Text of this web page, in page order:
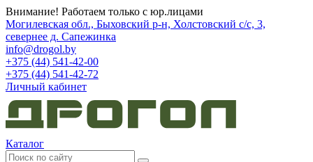
Внимание! Работаем только с юр.лицами
Могилевская обл., Быховский р-н, Холстовский с/с, 3,
севернее д. Сапежинка
info@drogol.by
+375 (44) 541-42-00
+375 (44) 541-42-72
Личный кабинет
Каталог